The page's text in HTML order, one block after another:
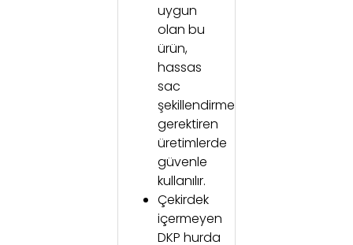
uygun
olan bu
ürün,
hassas
sac
şekillendirme
gerektiren
üretimlerde
güvenle
kullanılır.
Çekirdek
içermeyen
DKP hurda